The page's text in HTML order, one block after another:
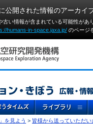
公開された情報のアーカイ
古い情報が含まれている可能性が
humans-in-space.jaxa.jp/ のページ
を見よう > 皆様から送っていただい